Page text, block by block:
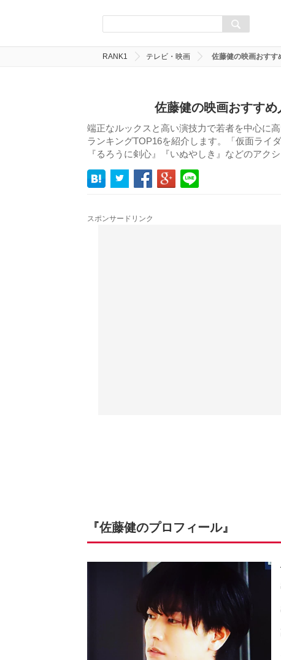
RANK1 テレビ・映画 佐藤健の映画おすす
佐藤健の映画おすすめ
端正なルックスと高い演技力で若者を中心に
ランキングTOP16を紹介します。「仮面ライ
『るろうに剣心』『いぬやしき』などのアク
スポンサードリンク
『佐藤健のプロフィール』